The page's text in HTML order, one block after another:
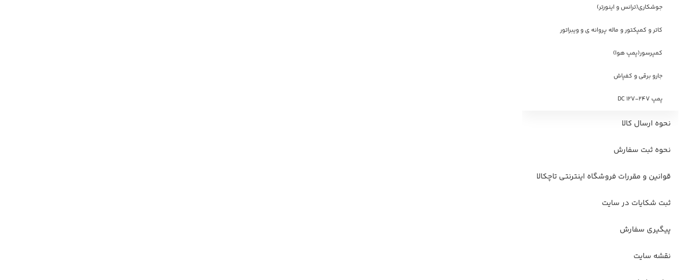
جوشکاری(ترانس و اینورتر)
کاتر و کمپکتور و ماله پروانه ی و ویبراتور
کمپرسور(پمپ هوا)
جارو برقی و کفپاش
پمپ DC 12V-24V
نحوه ارسال کالا
نحوه ثبت سفارش
قوانین و مقررات فروشگاه اینترنتی تاچکالا
ثبت شکایات در سایت
پیگیری سفارش
نقشه سایت